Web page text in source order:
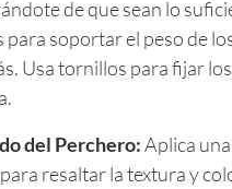
de que sean lo
para soportar el peso de
Usa tornillos para fijar
del Perchero:Aplica
resaltar la textura y